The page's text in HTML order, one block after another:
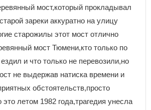
мост,который прокладывал
зареки аккуратно на улицу
старожилы этот мост отлично
мост Тюмени,кто только по
и что только не перевозили,но
не выдержав натиска времени и
обстоятельств,просто
летом 1982 года,трагедия унесла